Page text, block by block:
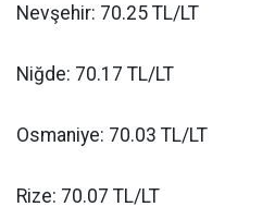
Nevşehir: 70.25 TL/LT
Niğde: 70.17 TL/LT
Osmaniye: 70.03 TL/LT
Rize: 70.07 TL/LT